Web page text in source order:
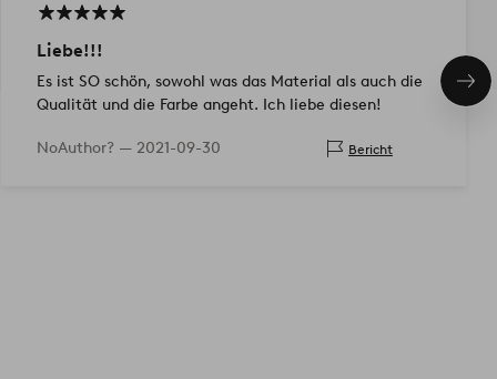
Liebe!!!
Es ist SO schön, sowohl was das Material als auch die
Qualität und die Farbe angeht. Ich liebe diesen!
NoAuthor? — 2021-09-30 Bericht